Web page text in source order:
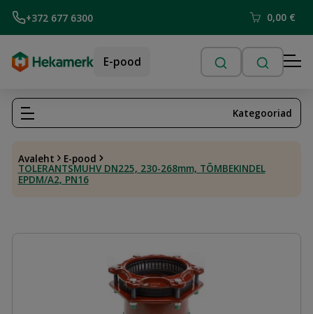
+372 677 6300 0,00 €
E-pood
Avaleht E-pood
TOLERANTSMUHV DN225, 230-268mm, TÕMBEKINDEL
EPDM/A2, PN16
Kategooriad